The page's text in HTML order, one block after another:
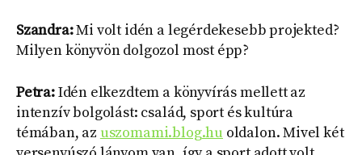
Szandra:Mi volt idén a legérdekesebb projekted?
Milyen könyvön dolgozol most épp?
Petra:Idén elkezdtem a könyvírás mellett az
intenzív bolgolást: család, sport és kultúra
témában, az uszomami.blog.hu oldalon. Mivel két